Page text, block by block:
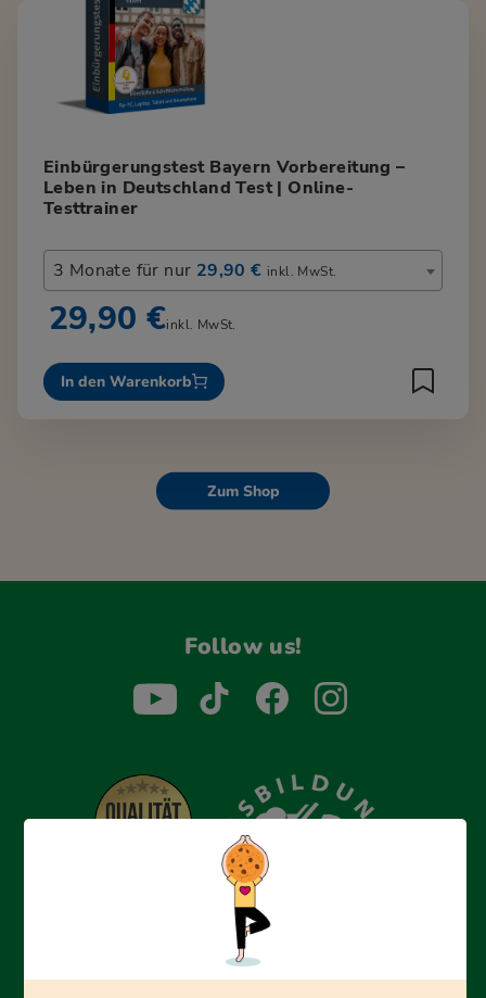
Einbürgerungstest Bayern Vorbereitung –
Leben in Deutschland Test | Online-
Testtrainer
3 Monate für nur 29,90 € inkl. MwSt.
29,90 €inkl. MwSt.
In den Warenkorb
Zum Shop
Follow us!
Erfolgreich bewerben mit Ausbildungspark: Wir
begleiten dich Schritt für Schritt bei deinem Start in den